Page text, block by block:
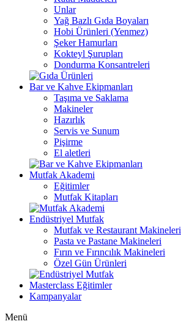
Unlar
Yağ Bazlı Gıda Boyaları
Hobi Ürünleri (Yenmez)
Şeker Hamurları
Kokteyl Şurupları
Dondurma Konsantreleri
Bar ve Kahve Ekipmanları
Taşıma ve Saklama
Makineler
Hazırlık
Servis ve Sunum
Pişirme
El aletleri
Mutfak Akademi
Eğitimler
Mutfak Kitapları
Endüstriyel Mutfak
Mutfak ve Restaurant Makineleri
Pasta ve Pastane Makineleri
Fırın ve Fırıncılık Makineleri
Özel Gün Ürünleri
Masterclass Eğitimler
Kampanyalar
Menü